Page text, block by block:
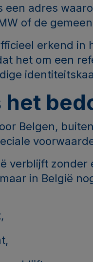
een adres
of de
erkend in
het om een
het
Belgen,
verblijft
in België